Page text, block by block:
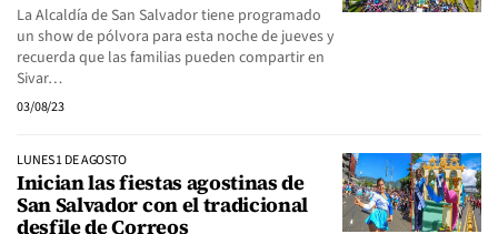
La Alcaldía de San Salvador tiene programado
un show de pólvora para esta noche de jueves y
recuerda que las familias pueden compartir en
Sivar…
03/08/23
LUNES 1 DE AGOSTO
Inician las fiestas agostinas de
San Salvador con el tradicional
desfile de Correos